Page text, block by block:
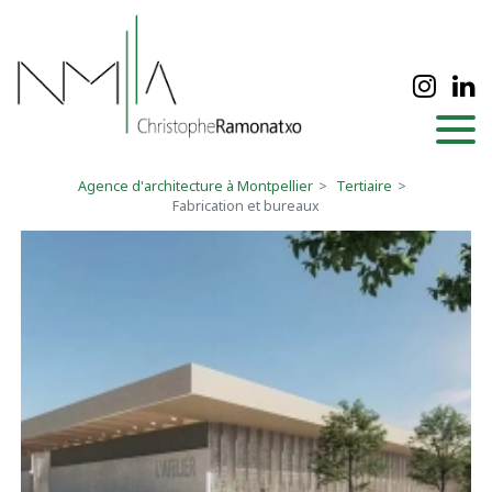
Agence d'architecture à Montpellier
Tertiaire
Fabrication et bureaux
Panneau de gestion des cookies